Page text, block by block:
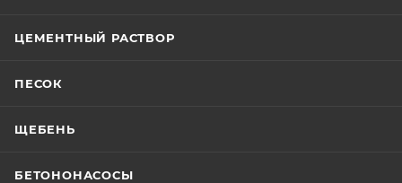
ЦЕМЕНТНЫЙ РАСТВОР
ПЕСОК
ЩЕБЕНЬ
БЕТОНОНАСОСЫ